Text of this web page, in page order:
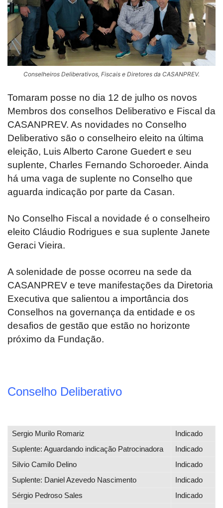
Conselheiros Deliberativos, Fiscais e Diretores da CASANPREV.
Tomaram posse no dia 12 de julho os novos
Membros dos conselhos Deliberativo e Fiscal da
CASANPREV. As novidades no Conselho
Deliberativo são o conselheiro eleito na última
eleição, Luis Alberto Carone Guedert e seu
suplente, Charles Fernando Schoroeder. Ainda
há uma vaga de suplente no Conselho que
aguarda indicação por parte da Casan.
No Conselho Fiscal a novidade é o conselheiro
eleito Cláudio Rodrigues e sua suplente Janete
Geraci Vieira.
A solenidade de posse ocorreu na sede da
CASANPREV e teve manifestações da Diretoria
Executiva que salientou a importância dos
Conselhos na governança da entidade e os
desafios de gestão que estão no horizonte
próximo da Fundação.
Conselho Deliberativo
Sergio Murilo Romariz
Indicado
Suplente: Aguardando indicação Patrocinadora
Indicado
Silvio Camilo Delino
Indicado
Suplente: Daniel Azevedo Nascimento
Indicado
Sérgio Pedroso Sales
Indicado